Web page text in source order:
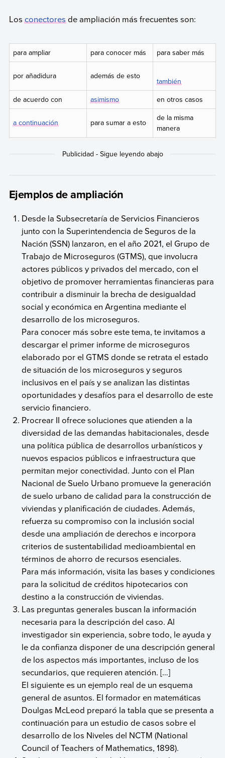
Losconectoresde ampliación más frecuentes son:
para ampliar para conocer más para saber más
por añadidura además de esto
también
de acuerdo con
asimismo en otros casos
a continuación para sumar a esto
de la misma
manera
Ejemplos de ampliación
Desde la Subsecretaría de Servicios Financieros
junto con la Superintendencia de Seguros de la
Nación (SSN) lanzaron, en el año 2021, el Grupo de
Trabajo de Microseguros (GTMS), que involucra
actores públicos y privados del mercado, con el
objetivo de promover herramientas financieras para
contribuir a disminuir la brecha de desigualdad
social y económica en Argentina mediante el
desarrollo de los microseguros.
Para conocer más sobre este tema, te invitamos a
descargar el primer informe de microseguros
elaborado por el GTMS donde se retrata el estado
de situación de los microseguros y seguros
inclusivos en el país y se analizan las distintas
oportunidades y desafíos para el desarrollo de este
servicio financiero.
Procrear II ofrece soluciones que atienden a la
diversidad de las demandas habitacionales, desde
una política pública de desarrollos urbanísticos y
nuevos espacios públicos e infraestructura que
permitan mejor conectividad. Junto con el Plan
Nacional de Suelo Urbano promueve la generación
de suelo urbano de calidad para la construcción de
viviendas y planificación de ciudades. Además,
refuerza su compromiso con la inclusión social
desde una ampliación de derechos e incorpora
criterios de sustentabilidad medioambiental en
términos de ahorro de recursos esenciales.
Para más información, visita las bases y condiciones
para la solicitud de créditos hipotecarios con
destino a la construcción de viviendas.
Las preguntas generales buscan la información
necesaria para la descripción del caso. Al
investigador sin experiencia, sobre todo, le ayuda y
le da confianza disponer de una descripción general
de los aspectos más importantes, incluso de los
secundarios, que requieren atención. […]
El siguiente es un ejemplo real de un esquema
general de asuntos. El formador en matemáticas
Doulgas McLeod preparó la tabla que se presenta a
continuación para un estudio de casos sobre el
desarrollo de los Niveles del NCTM (National
Council of Teachers of Mathematics, 1898).